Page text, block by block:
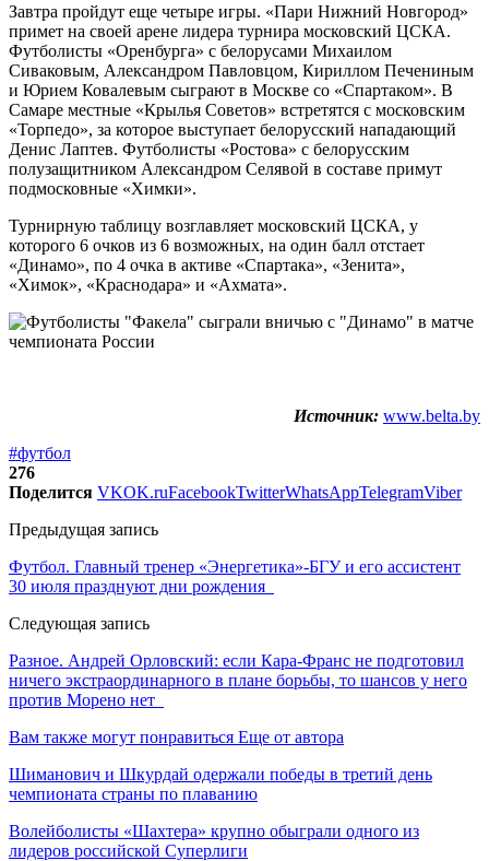
Завтра пройдут еще четыре игры. «Пари Нижний Новгород»
примет на своей арене лидера турнира московский ЦСКА.
Футболисты «Оренбурга» с белорусами Михаилом
Сиваковым, Александром Павловцом, Кириллом Печениным
и Юрием Ковалевым сыграют в Москве со «Спартаком». В
Самаре местные «Крылья Советов» встретятся с московским
«Торпедо», за которое выступает белорусский нападающий
Денис Лаптев. Футболисты «Ростова» с белорусским
полузащитником Александром Селявой в составе примут
подмосковные «Химки».
Турнирную таблицу возглавляет московский ЦСКА, у
которого 6 очков из 6 возможных, на один балл отстает
«Динамо», по 4 очка в активе «Спартака», «Зенита»,
«Химок», «Краснодара» и «Ахмата».
Источник: www.belta.by
#футбол
276
Поделится VKOK.ruFacebookTwitterWhatsAppTelegramViber
Предыдущая запись
Футбол. Главный тренер «Энергетика»-БГУ и его ассистент
30 июля празднуют дни рождения
Следующая запись
Разное. Андрей Орловский: если Кара-Франс не подготовил
ничего экстраординарного в плане борьбы, то шансов у него
против Морено нет
Вам также могут понравиться Еще от автора
Шиманович и Шкурдай одержали победы в третий день
чемпионата страны по плаванию
Волейболисты «Шахтера» крупно обыграли одного из
лидеров российской Суперлиги